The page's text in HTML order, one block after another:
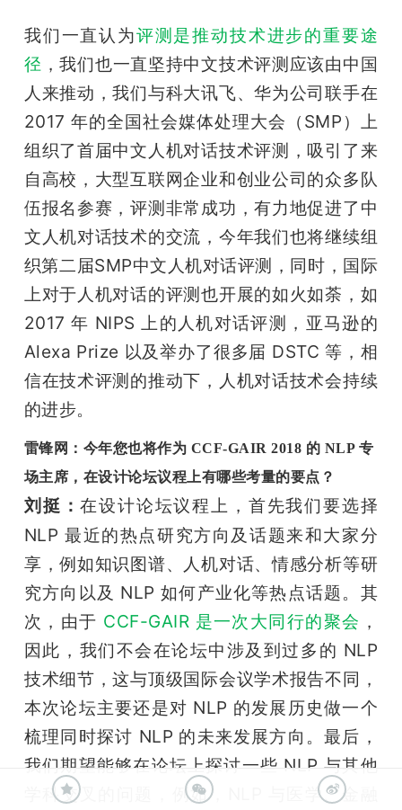
我们一直认为评测是推动技术进步的重要途
径 ，我们也一直坚持中文技术评测应该由中国
人来推动，我们与科大讯飞、华为公司联手在
2017 年的全国社会媒体处理大会（SMP）上
组织了首届中文人机对话技术评测，吸引了来
自高校，大型互联网企业和创业公司的众多队
伍报名参赛，评测非常成功，有力地促进了中
文人机对话技术的交流，今年我们也将继续组
织第二届SMP中文人机对话评测，同时，国际
上对于人机对话的评测也开展的如火如荼，如
2017 年 NIPS 上的人机对话评测，亚马逊的
Alexa Prize 以及举办了很多届 DSTC 等，相
信在技术评测的推动下，人机对话技术会持续
的进步。
雷锋网：今年您也将作为 CCF-GAIR 2018 的 NLP 专
场主席，在设计论坛议程上有哪些考量的要点？
刘挺：在设计论坛议程上，首先我们要选择
NLP 最近的热点研究方向及话题来和大家分
享，例如知识图谱、人机对话、情感分析等研
究方向以及 NLP 如何产业化等热点话题。其
次，由于 CCF-GAIR 是一次大同行的聚会 ，
因此，我们不会在论坛中涉及到过多的 NLP
技术细节，这与顶级国际会议学术报告不同，
本次论坛主要还是对 NLP 的发展历史做一个
梳理同时探讨 NLP 的未来发展方向。最后，
我们期望能够在论坛上探讨一些 NLP 与其他
学科交叉的问题，例如，NLP 与医学、金融